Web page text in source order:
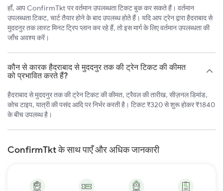
हाँ, आप ConfirmTkt पर वर्तमान उपलब्धता टिकट बुक कर सकते हैं। वर्तमान
उपलब्धता टिकट, चार्ट तैयार होने के बाद उपलब्ध होते हैं। यदि आप ट्रेन द्वारा हैदराबाद से
मुददनुर तक लास्ट मिनट ट्रिप प्लान कर रहे हैं, तो इस मार्ग के लिए वर्तमान उपलब्धता की
जाँच अवश्य करें।
कौन से कारक हैदराबाद से मुददनुर तक की ट्रेन टिकट की कीमत
को प्रभावित करते हैं?
हैदराबाद से मुददनुर तक की ट्रेन टिकट की कीमत, ट्रैवल की तारीख, सीज़नल डिमांड,
कोच टाइप, यात्री की पसंद आदि पर निर्भर करती है। टिकट ₹320 से शुरू होकर ₹1840
के बीच उपलब्ध है।
ConfirmTkt के साथ पाएँ और अधिक जानकारी